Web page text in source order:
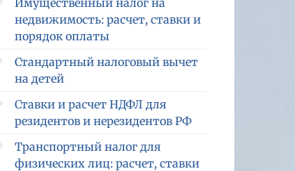
Имущественный налог на
недвижимость: расчет, ставки и
порядок оплаты
Стандартный налоговый вычет
на детей
Ставки и расчет НДФЛ для
резидентов и нерезидентов РФ
Транспортный налог для
физических лиц: расчет, ставки